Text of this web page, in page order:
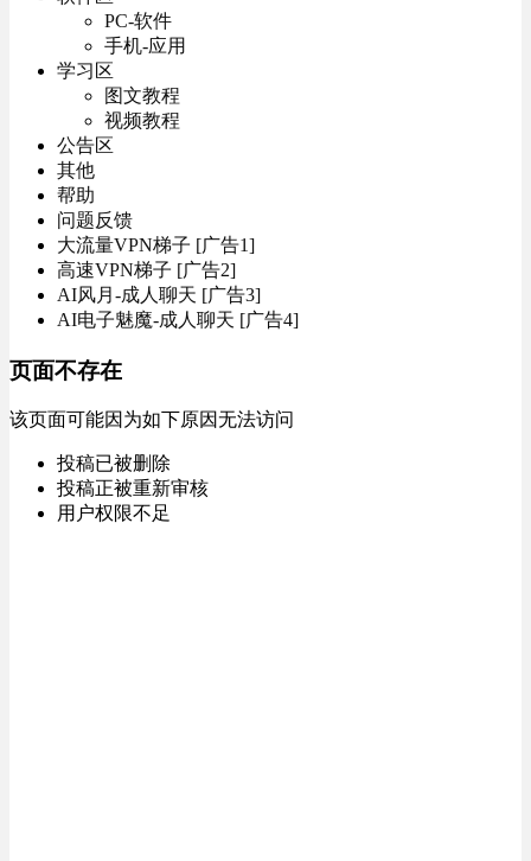
PC-软件
手机-应用
学习区
图文教程
视频教程
公告区
其他
帮助
问题反馈
大流量VPN梯子 [广告1]
高速VPN梯子 [广告2]
AI风月-成人聊天 [广告3]
AI电子魅魔-成人聊天 [广告4]
页面不存在
该页面可能因为如下原因无法访问
投稿已被删除
投稿正被重新审核
用户权限不足